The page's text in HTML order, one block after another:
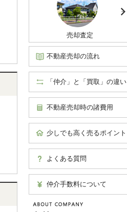
売却査定
不動産売却の流れ
「仲介」と「買取」の違い
不動産売却時の諸費用
少しでも高く売るポイント
よくある質問
仲介手数料について